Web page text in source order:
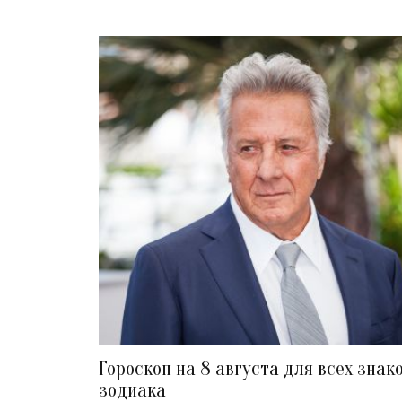
Гороскоп на 8 августа для всех
зодиака